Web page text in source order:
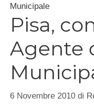
Municipale
Pisa,
Agente
6 Novembre 2010 di